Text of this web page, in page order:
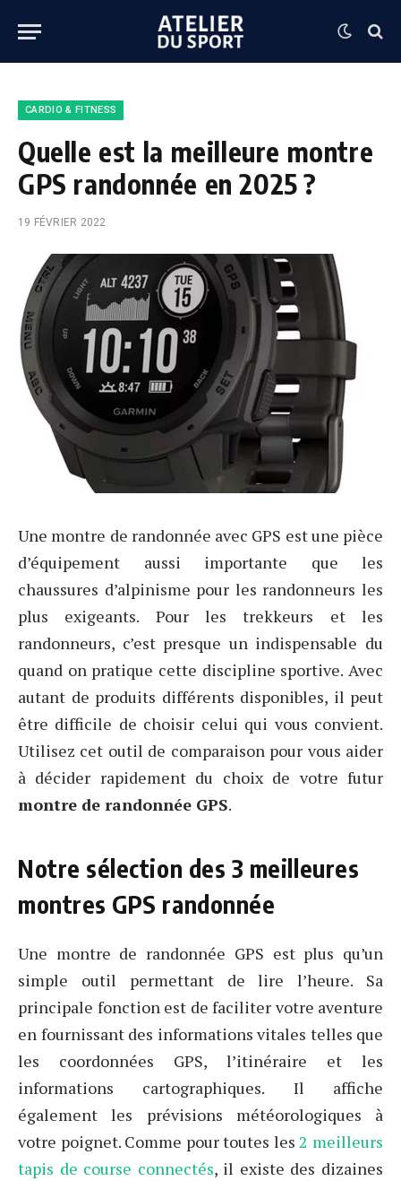
CARDIO & FITNESS
Quelle est la meilleure montre
GPS randonnée en 2025 ?
19 FÉVRIER 2022
Une montre de randonnée avec GPS est une pièce
d’équipement aussi importante que les
chaussures d’alpinisme pour les randonneurs les
plus exigeants. Pour les trekkeurs et les
randonneurs, c’est presque un indispensable du
quand on pratique cette discipline sportive. Avec
autant de produits différents disponibles, il peut
être difficile de choisir celui qui vous convient.
Utilisez cet outil de comparaison pour vous aider
à décider rapidement du choix de votre futur
montre de randonnée GPS.
Notre sélection des 3 meilleures
montres GPS randonnée
Une montre de randonnée GPS est plus qu’un
simple outil permettant de lire l’heure. Sa
principale fonction est de faciliter votre aventure
en fournissant des informations vitales telles que
les coordonnées GPS, l’itinéraire et les
informations cartographiques. Il affiche
également les prévisions météorologiques à
votre poignet. Comme pour toutes les2 meilleurs
tapis de course connectés, il existe des dizaines